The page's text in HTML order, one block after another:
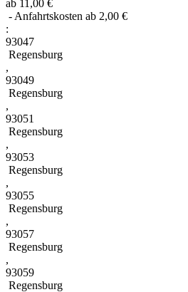
ab 11,00 €
- Anfahrtskosten ab 2,00 €
:
93047
Regensburg
,
93049
Regensburg
,
93051
Regensburg
,
93053
Regensburg
,
93055
Regensburg
,
93057
Regensburg
,
93059
Regensburg